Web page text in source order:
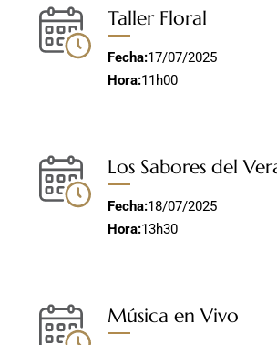
Taller Floral
Fecha:17/07/2025
Hora:11h00
Los Sabores del
Fecha:18/07/2025
Hora:13h30
Música en Vivo